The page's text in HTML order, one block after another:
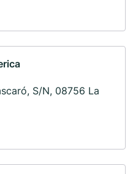
S/N, 08756 La